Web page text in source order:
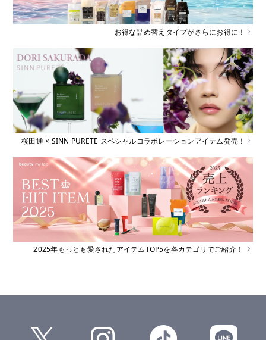
お得な詰め替えタイプがさらにお得に！
桜田通 × SINN PURETE スペシャルコラボレーションアイテム発売！
2025年もっとも愛されたアイテムTOP5を各カテゴリでご紹介！